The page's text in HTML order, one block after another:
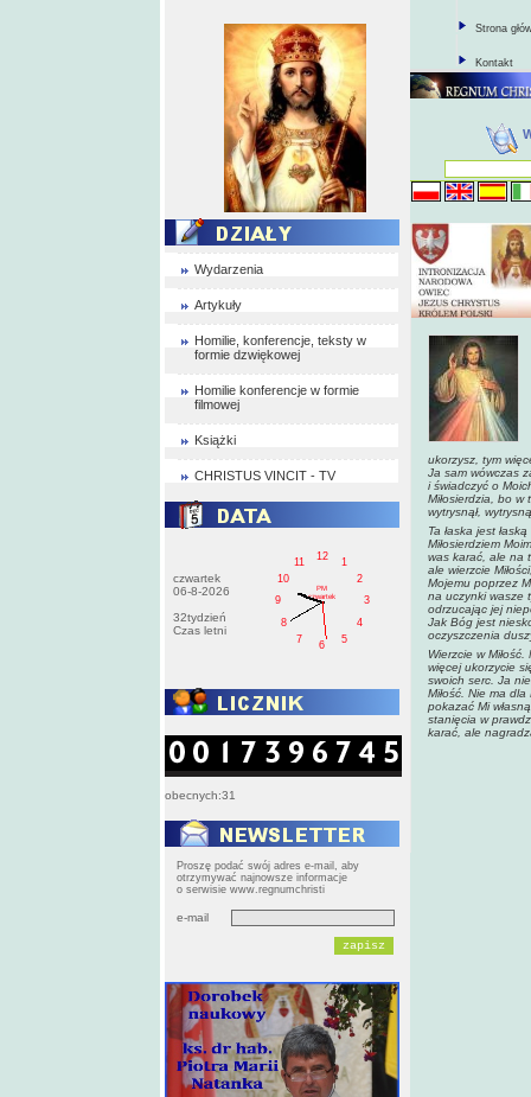
Wydarzenia
Artykuły
Homilie, konferencje, teksty w
formie dzwiękowej
Homilie konferencje w formie
filmowej
Książki
CHRISTUS VINCIT - TV
czwartek
06-8-2026
32tydzień
Czas letni
1
2
3
4
5
6
7
8
9
10
11
12
PM
czwartek
obecnych:31
Proszę podać swój adres e-mail, aby
otrzymywać najnowsze informacje
o serwisie www.regnumchristi
e-mail
Strona
Kontakt
ukorzysz, tym
Ja sam wówczas
i świadczyć o
Miłosierdzia, bo
wytrysnął,
Ta łaska jest
Miłosierdziem
was karać, ale na
ale wierzcie
Mojemu poprzez
na uczynki wasze
odrzucając jej
Jak Bóg jest
oczyszczenia
Wierzcie w
więcej ukorzycie
swoich serc. Ja
Miłość. Nie ma
pokazać Mi
stanięcia w
karać, ale